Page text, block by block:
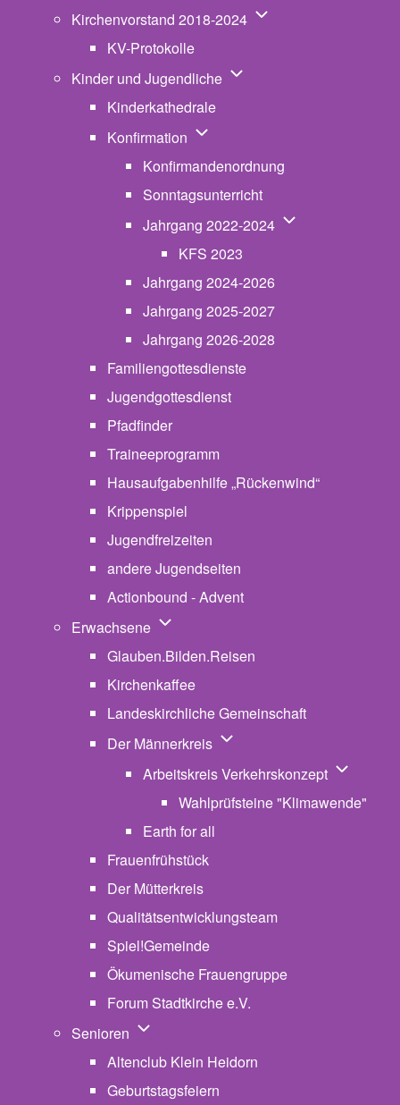
Kirchenvorstand 2018-2024 Unternavigation von
KV-Protokolle
Kinder und Jugendliche Unternavigation von
Kinderkathedrale
Konfirmation Unternavigation von
Konfirmandenordnung
Sonntagsunterricht
Jahrgang 2022-2024 Unternavigation
KFS 2023
Jahrgang 2024-2026
Jahrgang 2025-2027
Jahrgang 2026-2028
Familiengottesdienste
Jugendgottesdienst
Pfadfinder
Traineeprogramm
Hausaufgabenhilfe „Rückenwind“
Krippenspiel
Jugendfreizeiten
andere Jugendseiten
Actionbound - Advent
Erwachsene Unternavigation von Erwachsene
Glauben.Bilden.Reisen
Kirchenkaffee
Landeskirchliche Gemeinschaft
Der Männerkreis Unternavigation von Der
Arbeitskreis Verkehrskonzept
Wahlprüfsteine "Klimawende"
Earth for all
Frauenfrühstück
Der Mütterkreis
Qualitätsentwicklungsteam
Spiel!Gemeinde
Ökumenische Frauengruppe
Forum Stadtkirche e.V.
Senioren Unternavigation von Senioren
Altenclub Klein Heidorn
Geburtstagsfeiern